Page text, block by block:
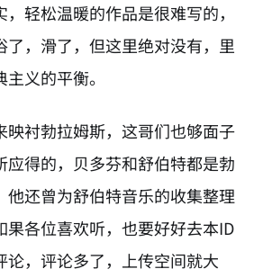
轻松温暖的作品是很难写的，
了，滑了，但这里绝对没有，里
义的平衡。
映衬勃拉姆斯，这哥们也够面子
应得的，贝多芬和舒伯特都是勃
他还曾为舒伯特音乐的收集整理
果各位喜欢听，也要好好去本ID
论，评论多了，上传空间就大